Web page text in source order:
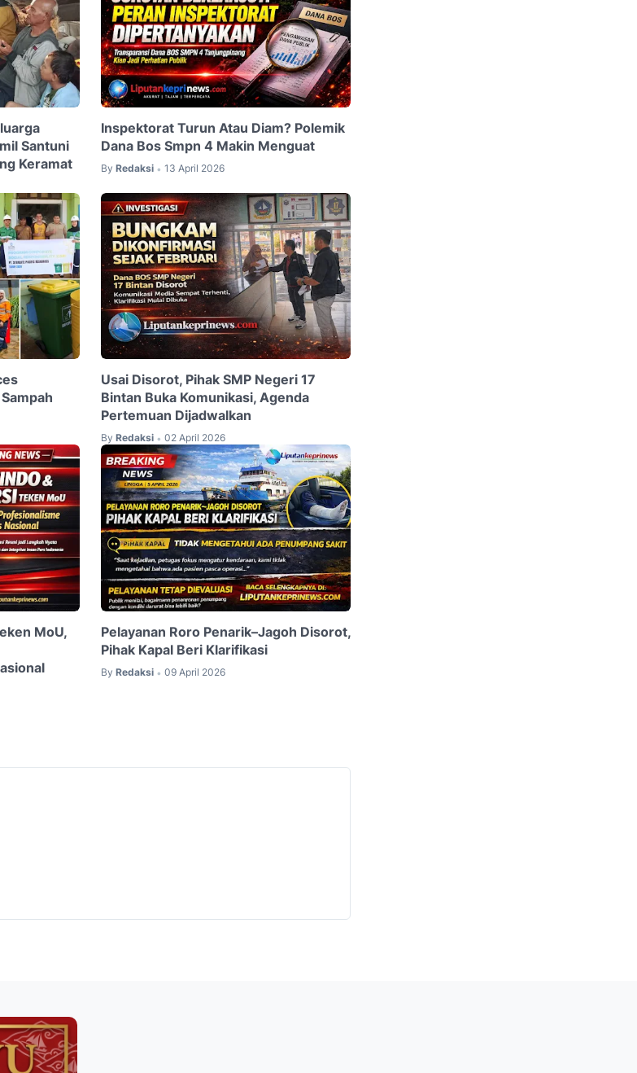
Santuni
Keramat
Inspektorat Turun Atau Diam? Polemik
Dana Bos Smpn 4 Makin Menguat
By Redaksi • 13 April 2026
Usai Disorot, Pihak SMP Negeri 17
Bintan Buka Komunikasi, Agenda
Pertemuan Dijadwalkan
By Redaksi • 02 April 2026
MoU,
Pelayanan Roro Penarik–Jagoh Disorot,
Pihak Kapal Beri Klarifikasi
By Redaksi • 09 April 2026